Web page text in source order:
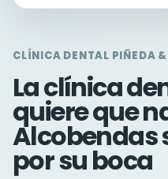
CLÍNICA DENTAL PIÑEDA
La clínica
quiere que
Alcobendas
por su boca